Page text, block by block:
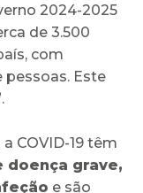
2024-2025
de 3.500
com
pessoas. Este
.
COVID-19 têm
doença grave,
e são